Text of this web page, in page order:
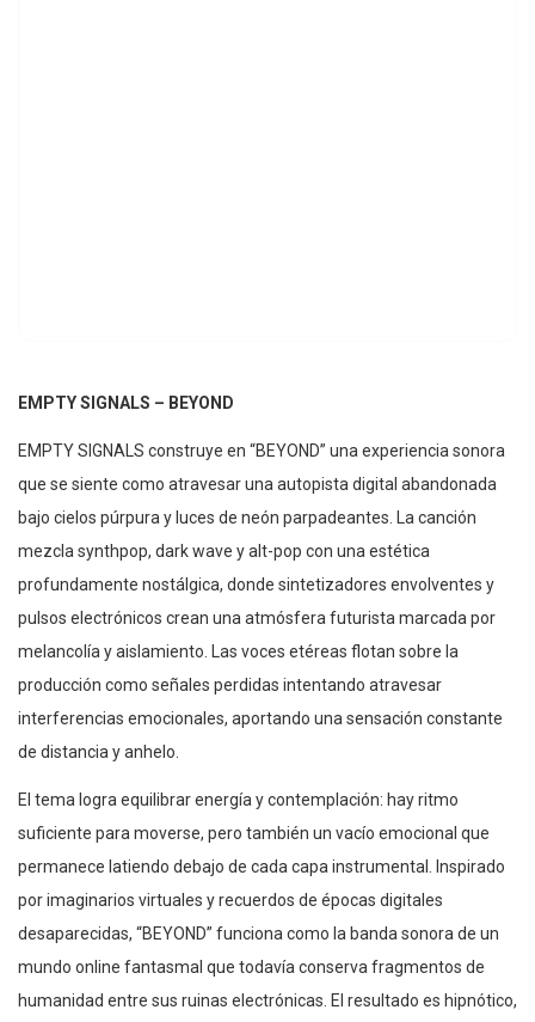
EMPTY SIGNALS – BEYOND
EMPTY SIGNALS construye en “BEYOND” una experiencia sonora
que se siente como atravesar una autopista digital abandonada
bajo cielos púrpura y luces de neón parpadeantes. La canción
mezcla synthpop, dark wave y alt-pop con una estética
profundamente nostálgica, donde sintetizadores envolventes y
pulsos electrónicos crean una atmósfera futurista marcada por
melancolía y aislamiento. Las voces etéreas flotan sobre la
producción como señales perdidas intentando atravesar
interferencias emocionales, aportando una sensación constante
de distancia y anhelo.
El tema logra equilibrar energía y contemplación: hay ritmo
suficiente para moverse, pero también un vacío emocional que
permanece latiendo debajo de cada capa instrumental. Inspirado
por imaginarios virtuales y recuerdos de épocas digitales
desaparecidas, “BEYOND” funciona como la banda sonora de un
mundo online fantasmal que todavía conserva fragmentos de
humanidad entre sus ruinas electrónicas. El resultado es hipnótico,